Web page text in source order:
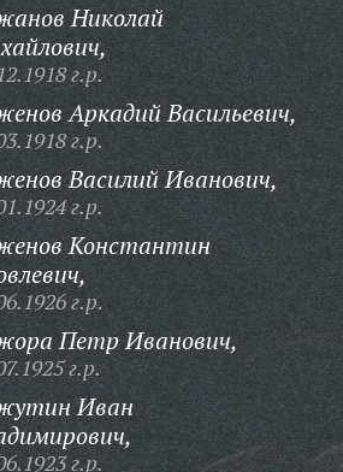
Николай
г.р.
Аркадий Васильевич,
г.р.
Василий Иванович,
г.р.
Константин
г.р.
Петр Иванович,
г.р.
Иван
г.р.